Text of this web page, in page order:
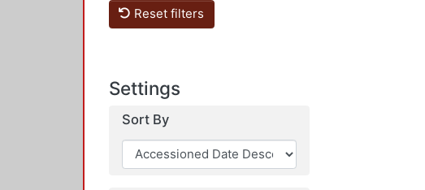
Reset filters
Settings
Sort By